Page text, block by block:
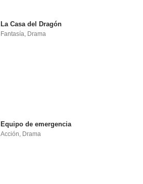
La Casa del Dragón
Fantasía, Drama
Equipo de emergencia
Acción, Drama